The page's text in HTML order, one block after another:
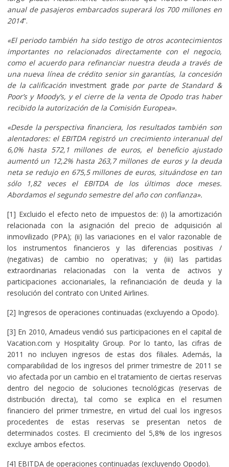
anual de pasajeros embarcados superará los 700 millones en
2014”.
«El periodo también ha sido testigo de otros acontecimientos
importantes no relacionados directamente con el negocio,
como el acuerdo para refinanciar nuestra deuda a través de
una nueva línea de crédito senior sin garantías, la concesión
de la calificación investment grade por parte de Standard &
Poor’s y Moody’s, y el cierre de la venta de Opodo tras haber
recibido la autorización de la Comisión Europea».
«Desde la perspectiva financiera, los resultados también son
alentadores: el EBITDA registró un crecimiento interanual del
6,0% hasta 572,1 millones de euros, el beneficio ajustado
aumentó un 12,2% hasta 263,7 millones de euros y la deuda
neta se redujo en 675,5 millones de euros, situándose en tan
sólo 1,82 veces el EBITDA de los últimos doce meses.
Abordamos el segundo semestre del año con confianza».
[1] Excluido el efecto neto de impuestos de: (i) la amortización
relacionada con la asignación del precio de adquisición al
inmovilizado (PPA); (ii) las variaciones en el valor razonable de
los instrumentos financieros y las diferencias positivas /
(negativas) de cambio no operativas; y (iii) las partidas
extraordinarias relacionadas con la venta de activos y
participaciones accionariales, la refinanciación de deuda y la
resolución del contrato con United Airlines.
[2] Ingresos de operaciones continuadas (excluyendo a Opodo).
[3] En 2010, Amadeus vendió sus participaciones en el capital de
Vacation.com y Hospitality Group. Por lo tanto, las cifras de
2011 no incluyen ingresos de estas dos filiales. Además, la
comparabilidad de los ingresos del primer trimestre de 2011 se
vio afectada por un cambio en el tratamiento de ciertas reservas
dentro del negocio de soluciones tecnológicas (reservas de
distribución directa), tal como se explica en el resumen
financiero del primer trimestre, en virtud del cual los ingresos
procedentes de estas reservas se presentan netos de
determinados costes. El crecimiento del 5,8% de los ingresos
excluye ambos efectos.
[4] EBITDA de operaciones continuadas (excluyendo Opodo).